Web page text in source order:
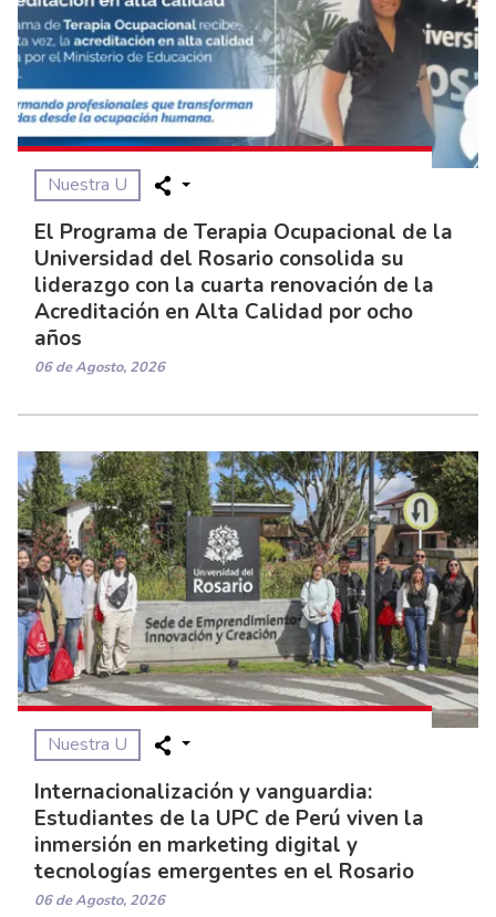
Nuestra U
El Programa de Terapia Ocupacional de la
Universidad del Rosario consolida su
liderazgo con la cuarta renovación de la
Acreditación en Alta Calidad por ocho
años
06 de Agosto, 2026
Nuestra U
Internacionalización y vanguardia:
Estudiantes de la UPC de Perú viven la
inmersión en marketing digital y
tecnologías emergentes en el Rosario
06 de Agosto, 2026